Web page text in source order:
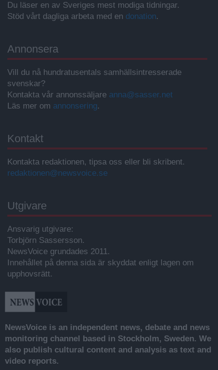
Du läser en av Sveriges mest modiga tidningar.
Stöd vårt dagliga arbeta med en donation.
Annonsera
Vill du nå hundratusentals samhällsintresserade
svenskar?
Kontakta vår annonssäljare anna@sasser.net
Läs mer om annonsering.
Kontakt
Kontakta redaktionen, tipsa oss eller bli skribent.
redaktionen@newsvoice.se
Utgivare
Ansvarig utgivare:
Torbjörn Sassersson.
NewsVoice grundades 2011.
Innehållet på denna sida är skyddat enligt lagen om
upphovsrätt.
NewsVoice is an independent news, debate and news
monitoring channel based in Stockholm, Sweden. We
also publish cultural content and analysis as text and
video reports.